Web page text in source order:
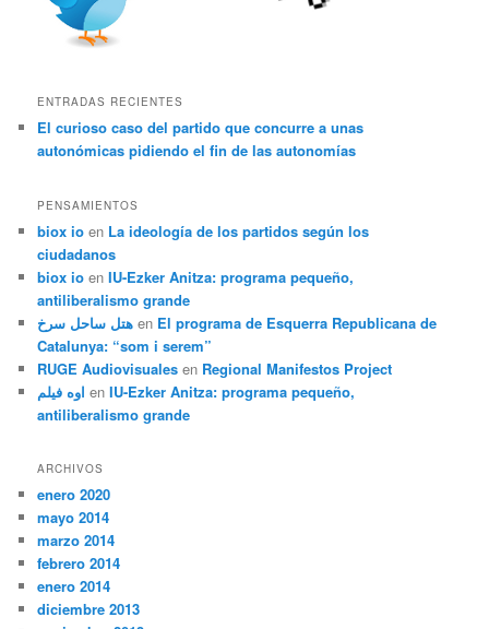
ENTRADAS RECIENTES
El curioso caso del partido que concurre a unas
autonómicas pidiendo el fin de las autonomías
PENSAMIENTOS
biox io en La ideología de los partidos según los
ciudadanos
biox io enIU-Ezker Anitza: programa pequeño,
antiliberalismo grande
هتل ساحل سرخ en El programa de Esquerra Republicana de
Catalunya: “som i serem”
RUGE Audiovisuales en Regional Manifestos Project
اوه فیلم enIU-Ezker Anitza: programa pequeño,
antiliberalismo grande
ARCHIVOS
enero 2020
mayo 2014
marzo 2014
febrero 2014
enero 2014
diciembre 2013